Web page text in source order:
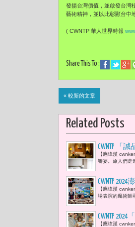
發揚台灣價值，並啟發台灣
藝術精神，並以此彰顯台中
( CWNTP 華人世界時報
Share This To :
« 較新的文章
Related Posts
CWNTP 「
【應暐漢
饗宴。旅人們走
CWNTP
【應暐漢
場表演的魔術師
CWNTP
【應暐漢